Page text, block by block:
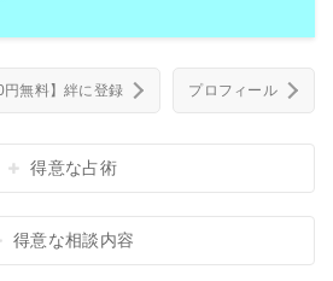
円無料】絆に登録 プロフィール
得意な占術
得意な相談内容